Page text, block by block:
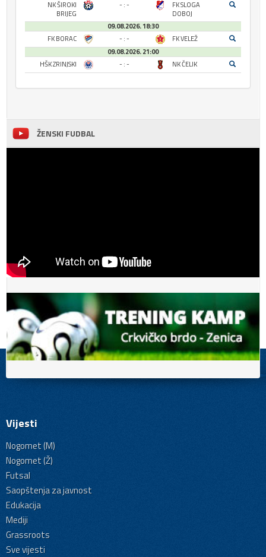
NK ŠIROKI
BRIJEG
- : -
FK SLOGA
DOBOJ
09.08.2026. 18:30
FK BORAC
- : -
FK VELEŽ
09.08.2026. 21:00
HŠK ZRINJSKI
- : - NK ČELIK
ŽENSKI FUDBAL
Vijesti
Nogomet (M)
Nogomet (Ž)
Futsal
Saopštenja za javnost
Edukacija
Mediji
Grassroots
Sve vijesti